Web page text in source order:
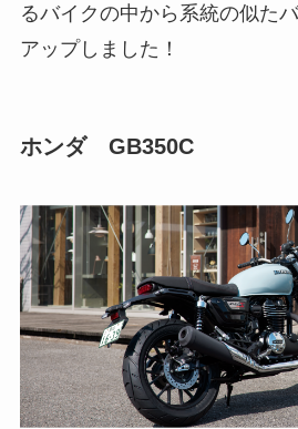
るバイクの中から系統の似た
アップしました！
ホンダ GB350C